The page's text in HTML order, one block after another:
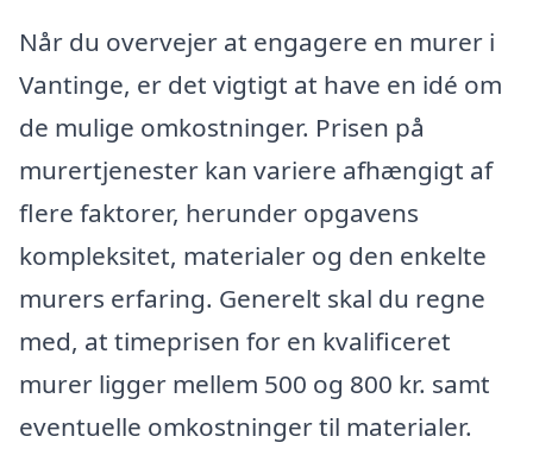
Når du overvejer at engagere en murer i
Vantinge, er det vigtigt at have en idé om
de mulige omkostninger. Prisen på
murertjenester kan variere afhængigt af
flere faktorer, herunder opgavens
kompleksitet, materialer og den enkelte
murers erfaring. Generelt skal du regne
med, at timeprisen for en kvalificeret
murer ligger mellem 500 og 800 kr. samt
eventuelle omkostninger til materialer.